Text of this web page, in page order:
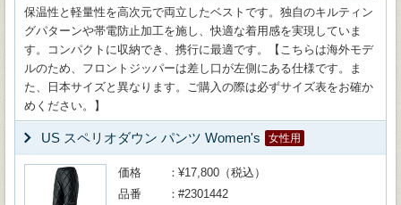
保温性と軽量性を高次元で両立したベストです。独自のキルティン
グパターンや帯電防止加工を施し、快適な着用感を実現していま
す。コンパクトに収納でき、携行に最適です。【こちらは海外モデ
ルのため、フロントジッパーは差し口が左側にある仕様です。ま
た、日本サイズと異なります。ご購入の際は必ずサイズ表をお確か
めください。】
US スペリオダウン パンツ Women's 女性用
価格
¥17,800（税込）
品番
#2301442